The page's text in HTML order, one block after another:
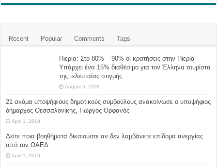
Recent Popular Comments Tags
Πιερία: Στο 80% – 90% οι κρατήσεις στην Πιερία –
Υπάρχει ένα 15% διαθέσιμο για τον Έλληνα τουρίστα
της τελευταίας στιγμής
August 5, 2026
21 ακόμα υποψήφιους δημοτικούς συμβούλους ανακοίνωσε ο υποψήφιος
δήμαρχος Θεσσαλονίκης, Γιώργος Ορφανός
April 1, 2019
Δείτε ποια βοηθήματα δικαιούστε αν δεν λαμβάνετε επίδομα ανεργίας
από τον ΟΑΕΔ
April 1, 2019